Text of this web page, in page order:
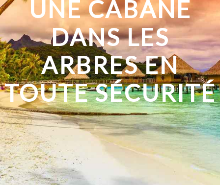
UNE CABANE
DANS LES
ARBRES EN
TOUTE SÉCURITÉ